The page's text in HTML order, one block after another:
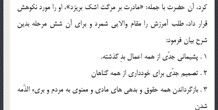
كرد، آن حضرت با جمله: «مادرت بر مرگت اشك بريزد»، او را مورد نكوهش
قرار داد، طلب آمرزش را مقام والايي شمرد و براي آن شش مرحله بدين
شرح بيان فرمود:
1 . پشيماني جدّي از همه اعمال بدِ گذشته.
2 . تصميم جدّي براي خودداري از همه گناهان
3 . بازگرداندن همه حقوق و بدهي هاي مادي و معنوي به مردم و بريء الذّمه
شدن